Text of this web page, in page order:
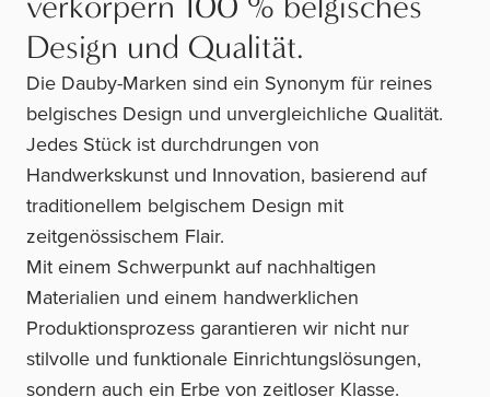
Design und Qualität.
Die Dauby-Marken sind ein Synonym für reines
belgisches Design und unvergleichliche Qualität.
Jedes Stück ist durchdrungen von
Handwerkskunst und Innovation, basierend auf
traditionellem belgischem Design mit
zeitgenössischem Flair.
Mit einem Schwerpunkt auf nachhaltigen
Materialien und einem handwerklichen
Produktionsprozess garantieren wir nicht nur
stilvolle und funktionale Einrichtungslösungen,
sondern auch ein Erbe von zeitloser Klasse.